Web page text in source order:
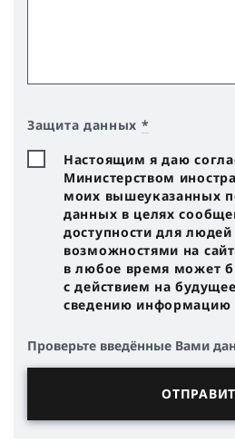
Защита данных *
Настоящим я даю
Министерством
моих вышеуказанных
данных в целях
доступности для
возможностями на
в любое время может
с действием на
сведению информацию
Проверьте введённые Вами